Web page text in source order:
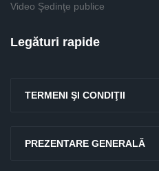
Video Şedinţe publice
Legături rapide
TERMENI ŞI CONDIŢII
PREZENTARE GENERALĂ